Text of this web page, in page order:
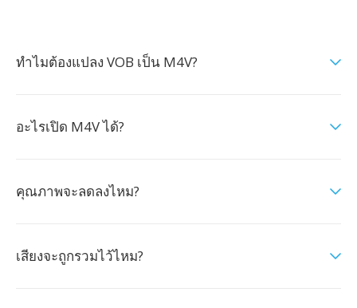
ทำไมต้องแปลง VOB เป็น M4V?
อะไรเปิด M4V ได้?
คุณภาพจะลดลงไหม?
เสียงจะถูกรวมไว้ไหม?